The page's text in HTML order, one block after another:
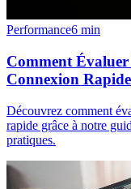
Performance6 min
Comment
Connexion Rapide
Découvrez comment
rapide grâce à notre
pratiques.